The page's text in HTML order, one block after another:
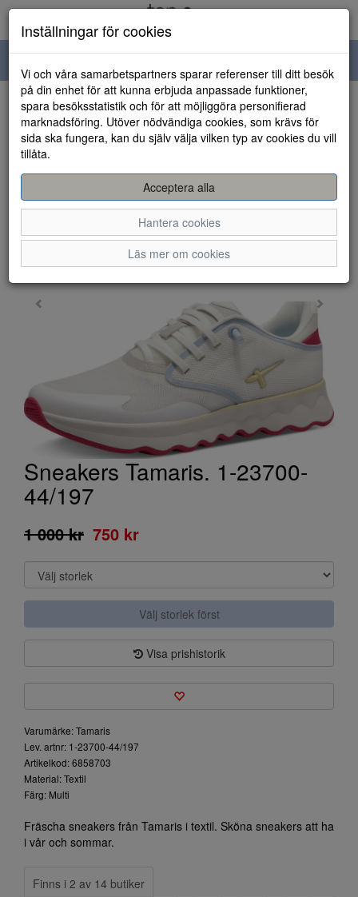
navigation
HEM
Sneakers Tamaris. 1-23700-
44/197
1 000 kr 750 kr
Välj storlek först
Visa prishistorik
Varumärke: Tamaris
Lev. artnr: 1-23700-44/197
Artikelkod: 6858703
Material: Textil
Färg: Multi
Fräscha sneakers från Tamaris i textil. Sköna sneakers att ha
i vår och sommar.
Finns i 2 av 14 butiker
Inställningar för cookies
Vi och våra samarbetspartners sparar referenser till ditt besök
på din enhet för att kunna erbjuda anpassade funktioner,
spara besöksstatistik och för att möjliggöra personifierad
marknadsföring. Utöver nödvändiga cookies, som krävs för
sida ska fungera, kan du själv välja vilken typ av cookies du vill
tillåta.
Acceptera alla
Hantera cookies
Läs mer om cookies